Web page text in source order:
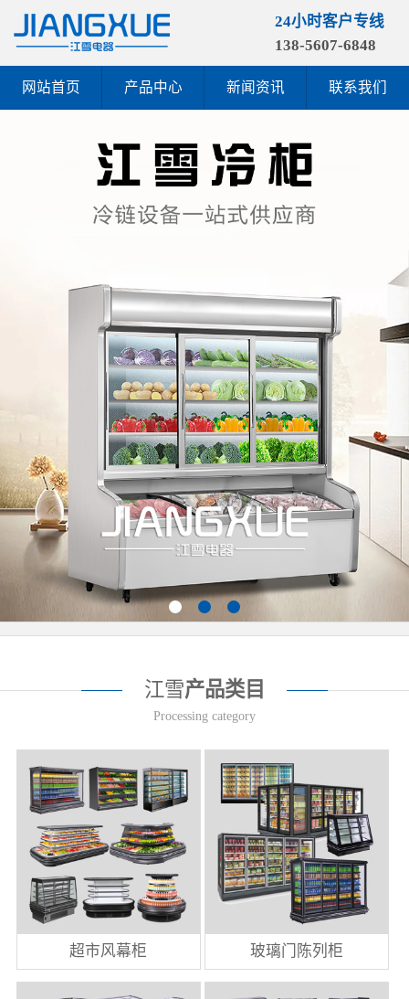
24小时客户专线
138-5607-6848
网站首页 产品中心 新闻资讯 联系我们
江雪产品类目
Processing category
超市风幕柜 玻璃门陈列柜